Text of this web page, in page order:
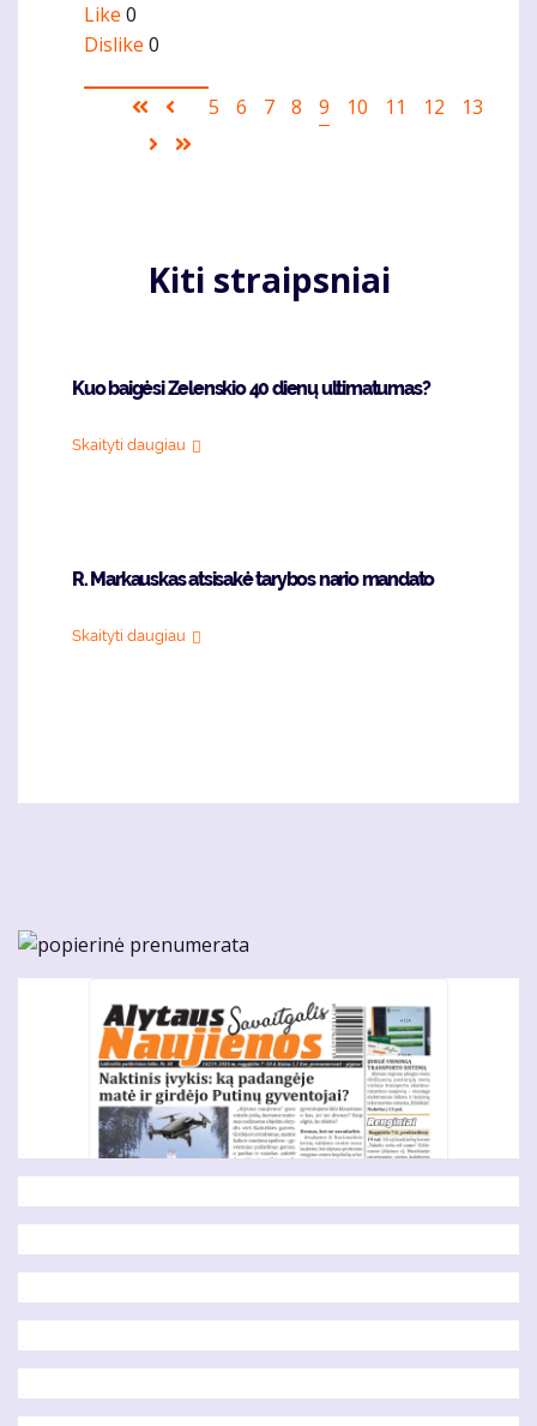
Like 0
Dislike 0
Pagination
First
page
Ankstesnis
puslapis
Puslapis
5 Puslapis
6 Puslapis
7 Puslapis
8
Current
9 Puslapis
10 Puslapis
11 Puslapis
12 Puslapis
13
Sekantis
Kiti straipsniai
Kuo baigėsi Zelenskio 40 dienų ultimatumas?
Skaityti daugiau
R. Markauskas atsisakė tarybos nario mandato
Skaityti daugiau